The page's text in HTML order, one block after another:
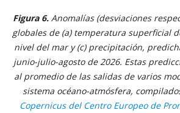
Figura 6. Anomalías (desviaciones
globales de (a) temperatura superficial
nivel del mar y (c) precipitación,
junio-julio-agosto de 2026. Estas
al promedio de las salidas de varios
sistema océano-atmósfera,
Copernicus del Centro Europeo de